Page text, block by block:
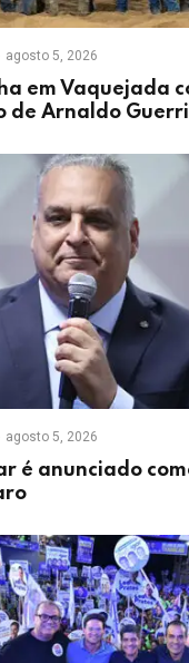
agosto 5, 2026
em Vaquejada
de Arnaldo
agosto 5, 2026
é anunciado